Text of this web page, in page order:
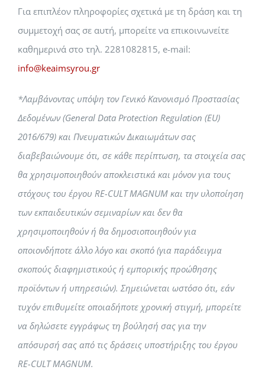
Για επιπλέον πληροφορίες σχετικά με τη δράση και τη
συμμετοχή σας σε αυτή, μπορείτε να επικοινωνείτε
καθημερινά στο τηλ. 2281082815, e-mail:
info@keaimsyrou.gr
*Λαμβάνοντας υπόψη τον Γενικό Κανονισμό Προστασίας
Δεδομένων (General Data Protection Regulation (EU)
2016/679) και Πνευματικών Δικαιωμάτων σας
διαβεβαιώνουμε ότι, σε κάθε περίπτωση, τα στοιχεία σας
θα χρησιμοποιηθούν αποκλειστικά και μόνον για τους
στόχους του έργου RE-CULT MAGNUM και την υλοποίηση
των εκπαιδευτικών σεμιναρίων και δεν θα
χρησιμοποιηθούν ή θα δημοσιοποιηθούν για
οποιονδήποτε άλλο λόγο και σκοπό (για παράδειγμα
σκοπούς διαφημιστικούς ή εμπορικής προώθησης
προϊόντων ή υπηρεσιών). Σημειώνεται ωστόσο ότι, εάν
τυχόν επιθυμείτε οποιαδήποτε χρονική στιγμή, μπορείτε
να δηλώσετε εγγράφως τη βούλησή σας για την
απόσυρσή σας από τις δράσεις υποστήριξης του έργου
RE-CULT MAGNUM.